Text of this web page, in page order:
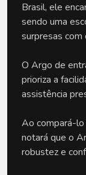
Brasil, ele
sendo uma
surpresas com
O Argo de
prioriza a
assistência
Ao compará-
notará que o
robustez e